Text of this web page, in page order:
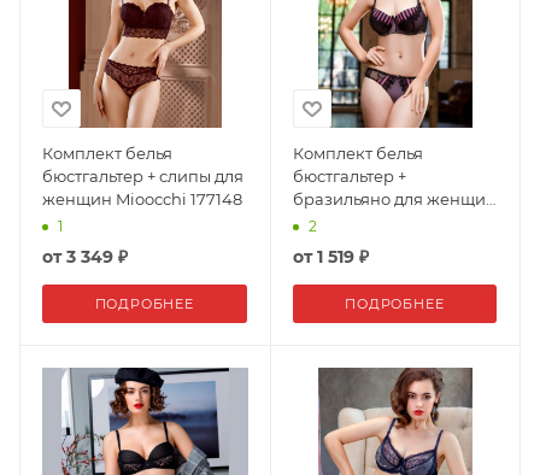
Комплект белья
бюстгальтер + слипы для
женщин Mioocchi 177148
1
от3 349 ₽
ПОДРОБНЕЕ
Комплект белья
бюстгальтер +
бразильяно для женщин
Mioocchi 148066
2
от1 519 ₽
ПОДРОБНЕЕ